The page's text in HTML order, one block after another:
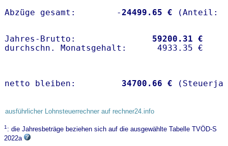
Abzüge gesamt:        -24499.65 €
Jahres-Brutto: 59200.31 €
netto bleiben: 34700.66 €
ausführlicher Lohnsteuerrechner auf rechner24.info
1: die Jahresbeträge beziehen sich auf die ausgewählte Tabelle TVÖD-S
2022a